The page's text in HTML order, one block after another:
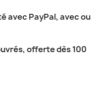
avec PayPal, avec ou
offerte dès 100